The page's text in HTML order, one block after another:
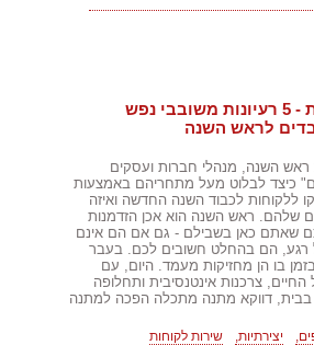
מתנות מתכלות - 5 רעיונות משובבי נפש
לראש השנה
השנה, מנהלי חברות ועסקים
כיצד לבלוט מעל מתחריהם באמצעות
ללקוחות לכבוד השנה החדשה ואיזה
שלהם. ראש השנה הוא אכן הזדמנות
שאתם כאן בשבילם - גם אם הם אינם
רגע, הם בהחלט חשובים לכם. בעבר
בו הן מחזיקות מעמד. היום, עם
צרכנות אינטנסיבית ותחלופה
דווקא מתנה מתכלה הפכה למתנה
יצירתיות, שירות לקוחות